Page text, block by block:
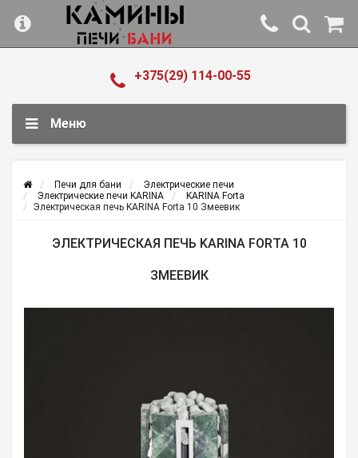
+375(29) 114-00-55
Меню
Печи для бани
Электрические печи
Электрические печи KARINA
KARINA Forta
Электрическая печь KARINA Forta 10 Змеевик
ЭЛЕКТРИЧЕСКАЯ ПЕЧЬ KARINA FORTA 10
ЗМЕЕВИК